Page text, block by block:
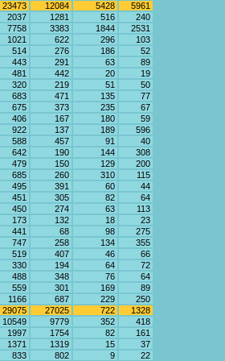
23473 12084 5428
5961
2037 1281 516
240
7758 3383 1844
2531
1021 622 296
103
514 276 186
52
443 291 63
89
481 442 20
19
320 219 51
50
683 471 135
77
675 373 235
67
406 167 180
59
922 137 189
596
588 457 91
40
642 190 144
308
479 150 129
200
685 260 310
115
495 391 60
44
451 305 82
64
450 274 63
113
173 132 18
23
441 68 98
275
747 258 134
355
519 407 46
66
330 194 64
72
488 348 76
64
559 301 169
89
1166 687 229
250
29075 27025 722
1328
10549 9779 352
418
1997 1754 82
161
1371 1319 15
37
833 802 9
22